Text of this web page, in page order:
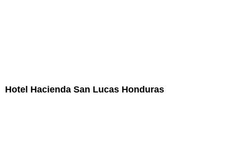
Hotel Hacienda San Lucas Honduras